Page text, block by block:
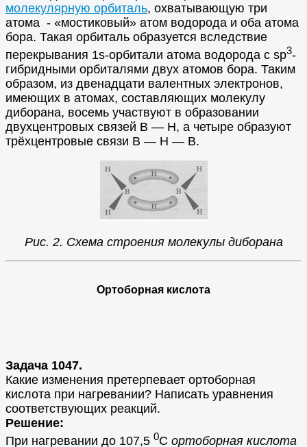
молекулярную орбиталь, охватывающую три
атома - «мостиковый» атом водорода и оба атома
бора. Такая орбиталь образуется вследствие
перекрывания 1s-орбитали атома водорода с sp3-
гибридными орбиталями двух атомов бора. Таким
образом, из двенадцати валентных электронов,
имеющих в атомах, составляющих молекулу
диборана, восемь участвуют в образовании
двухцентровых связей В — Н, а четыре образуют
трёхцентровые связи В — Н — В.
Рис. 2. Схема строения молекулы диборана
Ортоборная кислота
Задача 1047.
Какие изменения претерпевает ортоборная
кислота при нагревании? Написать уравнения
соответствующих реакций.
Решение:
При нагревании до 107,5 0С ортоборная кислота